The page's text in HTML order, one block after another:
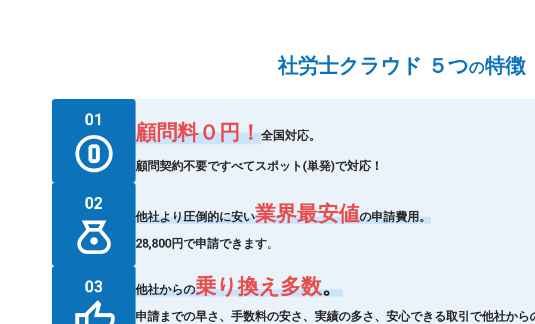
社労士クラウド ５つの特徴
01
顧問料０円！全国対応。
顧問契約不要ですべてスポット(単発)で対応！
02
他社より圧倒的に安い業界最安値の申請費用。
28,800円で申請できます。
03 他社からの乗り換え多数。
申請までの早さ、手数料の安さ、実績の多さ、安心できる取引で他社から